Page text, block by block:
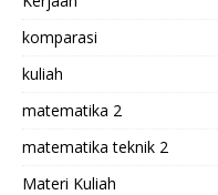
komparasi
kuliah
matematika 2
matematika teknik 2
Materi Kuliah